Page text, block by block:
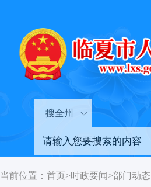
搜全州
当前位置： 首页>时政要闻 >部门动态